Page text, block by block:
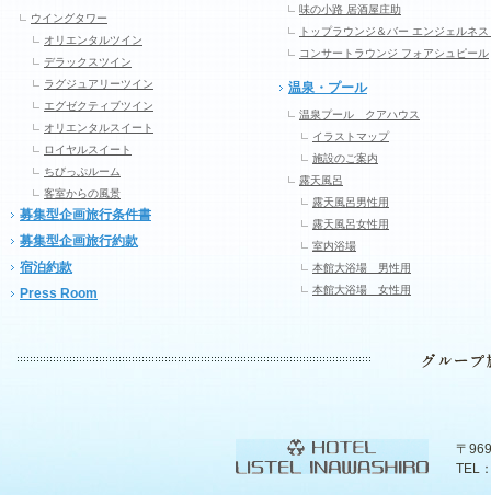
ウイングタワー
オリエンタルツイン
デラックスツイン
ラグジュアリーツイン
エグゼクティブツイン
オリエンタルスイート
ロイヤルスイート
ちびっぷルーム
客室からの風景
募集型企画旅行条件書
募集型企画旅行約款
宿泊約款
Press Room
味の小路 居酒屋庄助
トップラウンジ＆バー エンジェルネス
コンサートラウンジ フォアシュピール
温泉・プール
温泉プール クアハウス
イラストマップ
施設のご案内
露天風呂
露天風呂男性用
露天風呂女性用
室内浴場
本館大浴場 男性用
本館大浴場 女性用
〒
TEL